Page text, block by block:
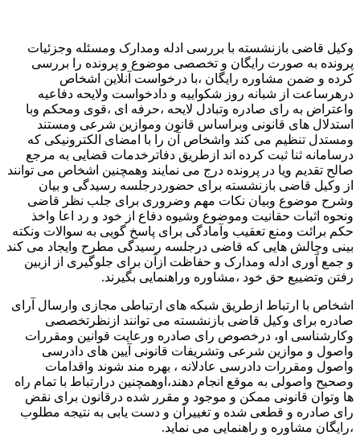
قاضی بازنشسته با بررسی ادله ومدارک ومسئله وجزئیات
به صورت رایگان و تخصصی موضوع و پرونده را بررسی
و ضمن مشاوره رایگان ،با درخواست آنلاین اشخاص
از شبانه روز شکواییه و دادخواست ولایحه دفاعیه
به رای صادره وتبادل لایحه ،حرفه ای ،قوی ومحکم وبا
های قانونی وبراساس قانون وموازین شرعی ومستند
تنظیم می کند واشخاص آن را با امضای الکترونیکی که
ثنا ثبت کرده اند ازطریق دفاترخدمات قضایی به مرجع
تقدیم ویا در پرونده درج می نمایند وهمچنین اشخاص می توانند
قاضی بازنشسته برای حضوردرجلسه رسیدگی و بیان
موضوع وبیان نکات مهم وضروری برای جلب نظر قاضی
اثبات حقانیت وموضوع وشیوه دفاع از خود و رد اعا واخذ
برائت ومنع تعقیب وآمادگی برای پاسخ گویی به سوالات ونکته
وچالش هایی که قاضی درجلسه رسیدگی مطرح وایجاد می کند
آوری ادله ومدارک و حفاظت ازآن برای جلوگیری از ازبین
وتضییع حق خود ،مشاوره وراهنمایی بگیرند.
با ارتباط ازطریق شبکه های ارتباطی مجازی وارسال آرای
برای وکیل قاضی بازنشسته می توانند ازنظرتخصصی
او، درخصوص رای صادره ورعایت قوانین ومقررات
و موازین شرعی وتشریفات قانونی آیین های دادرسی
ومقررات دادرسی عادلانه ، بهره مند شوند واقدامات
واصولی به موقع انجام دهند،اوهمچنین درارتباط با تمام راه
قانونی ممکن و موجود و مقرر شده درقانون برای نقض
صادره و قطعی شده و تغییرآن و دست یابی به نتیجه مطلوب
مشاوره و راهنمایی می نماید.